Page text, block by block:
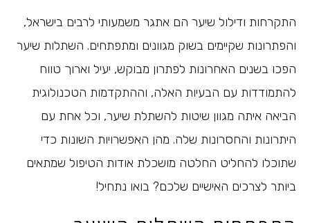
התקרחות ודילול שיער הם אתגר משמעותי לרבים בישראל,
והפתרונות שקיימים בשוק מגוונים ומתפתחים. השתלות שיער
הפכו בשנים האחרונות לפתרון מבוקש, יעיל וארוך טווח
להתמודדות עם הבעיות האלה, וההתקדמות הטכנולוגית
הביאה איתה מגוון שיטות להשתלת שיער, וכל אחת עם
היתרונות והחסרונות שלה. מהן האפשרויות השונות כדי
שתוכלו להחליט החלטה מושכלת אודות הטיפול שמתאים
ביותר לצרכים האישיים שלכם? בואו נתחיל!